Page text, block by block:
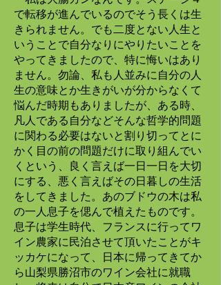
で転移が進んでいるのでそう長くは生
きられません。でも二度とない人生と
いうことで自分なりにやりたいことを
やってきましたので、特に悔いはあり
ません。勿論、私も人並みに自分の人
生の意味とか生きがいが分からなくて
悩んだ時期もありましたが、ある時、
凡人である自分などそんな哲学的問題
に関わる必要はないと割り切ってとに
かく目の前の問題だけに取り組んでい
くという、良く言えば一日一日を大切
にする、悪く言えばその日暮しの生活
をしてきました。あのブドウの木は私
の一人息子を偲んで植えたものです。
息子は学生時代、フランスに行ってワ
イン農家に民泊させて頂いたことがキ
ッカケになって、日本に帰ってきてか
ら山梨県勝沼市のワイン会社に就職